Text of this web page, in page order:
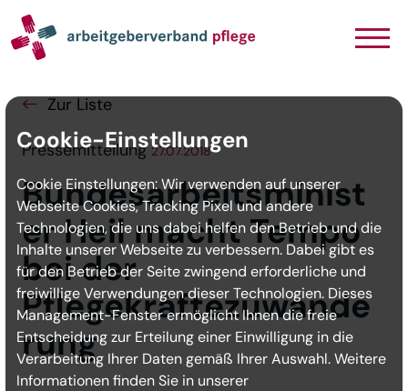
Navigation
Inhalt
Seitenabschluss
Zur Liste
Pressemitteilung 27.07.2018
Bundesarbeitsminist
er Heil macht Tempo
bei der
Pflegekräftezuwande
rung
Cookie-Einstellungen
Cookie Einstellungen: Wir verwenden auf unserer
Webseite Cookies, Tracking Pixel und andere
Technologien, die uns dabei helfen den Betrieb und die
Inhalte unserer Webseite zu verbessern. Dabei gibt es
für den Betrieb der Seite zwingend erforderliche und
freiwillige Verwendungen dieser Technologien. Dieses
Management-Fenster ermöglicht Ihnen die freie
Entscheidung zur Erteilung einer Einwilligung in die
Verarbeitung Ihrer Daten gemäß Ihrer Auswahl. Weitere
Informationen finden Sie in unserer